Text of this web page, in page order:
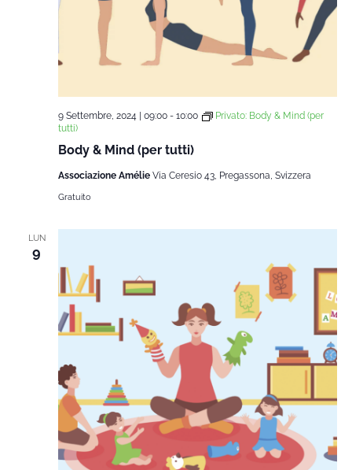
Body & Mind (per tutti)
9 Settembre, 2024 | 09:00- 10:00
Privato: Body & Mind (per
tutti)
Associazione Amélie Via Ceresio 43, Pregassona, Svizzera
Gratuito
LUN
9